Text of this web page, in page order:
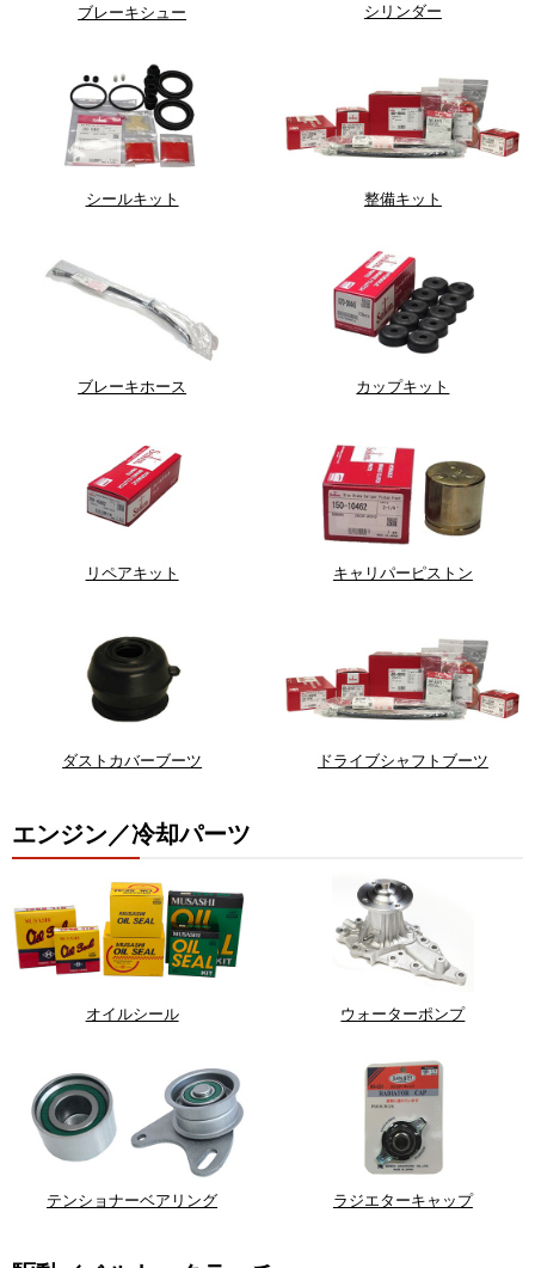
ブレーキシュー シリンダー
シールキット 整備キット
ブレーキホース カップキット
リペアキット キャリパーピストン
ダストカバーブーツ ドライブシャフトブーツ
エンジン／冷却パーツ
オイルシール ウォーターポンプ
テンショナーベアリング ラジエターキャップ